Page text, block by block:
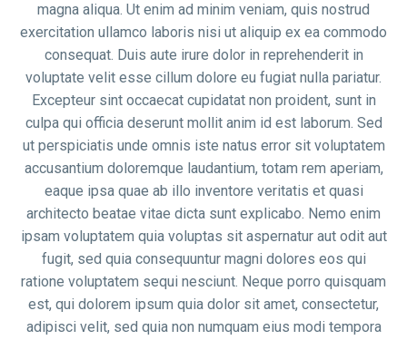
magna aliqua. Ut enim ad minim veniam, quis nostrud
exercitation ullamco laboris nisi ut aliquip ex ea commodo
consequat. Duis aute irure dolor in reprehenderit in
voluptate velit esse cillum dolore eu fugiat nulla pariatur.
Excepteur sint occaecat cupidatat non proident, sunt in
culpa qui officia deserunt mollit anim id est laborum. Sed
ut perspiciatis unde omnis iste natus error sit voluptatem
accusantium doloremque laudantium, totam rem aperiam,
eaque ipsa quae ab illo inventore veritatis et quasi
architecto beatae vitae dicta sunt explicabo. Nemo enim
ipsam voluptatem quia voluptas sit aspernatur aut odit aut
fugit, sed quia consequuntur magni dolores eos qui
ratione voluptatem sequi nesciunt. Neque porro quisquam
est, qui dolorem ipsum quia dolor sit amet, consectetur,
adipisci velit, sed quia non numquam eius modi tempora